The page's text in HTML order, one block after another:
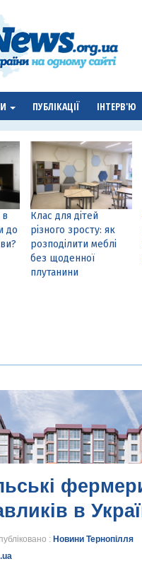
ПУБЛІКАЦІЇ ІНТЕРВ'Ю
до
Клас для дітей
різного зросту: як
розподілити меблі
без щоденної
плутанини
в
: Новини Тернопілля